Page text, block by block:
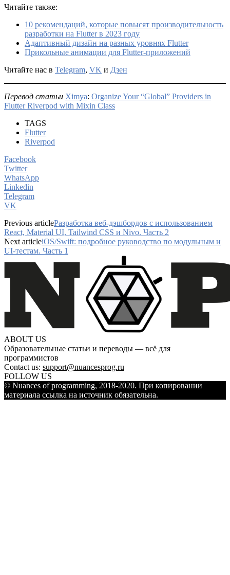
Читайте также:
10 рекомендаций, которые повысят производительность
разработки на Flutter в 2023 году
Адаптивный дизайн на разных уровнях Flutter
Прикольные анимации для Flutter-приложений
Читайте нас в Telegram, VK и Дзен
Перевод статьи Ximya: Organize Your “Global” Providers in
Flutter Riverpod with Mixin Class
TAGS
Flutter
Riverpod
Facebook
Twitter
WhatsApp
Linkedin
Telegram
VK
Previous articleРазработка веб-дэшбордов с использованием
React, Material UI, Tailwind CSS и Nivo. Часть 2
Next articleiOS/Swift: подробное руководство по модульным и
UI-тестам. Часть 1
ABOUT US
Образовательные статьи и переводы — всё для
программистов
Contact us: support@nuancesprog.ru
FOLLOW US
© Nuances of programming, 2018-2020. При копировании
материала ссылка на источник обязательна.